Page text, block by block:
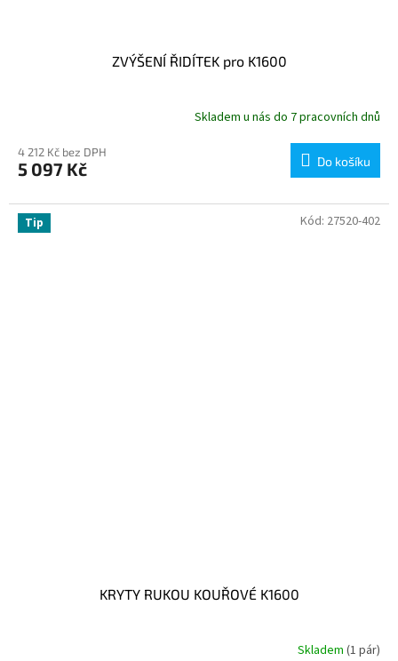
ZVÝŠENÍ ŘIDÍTEK pro K1600
Skladem u nás do 7 pracovních dnů
4 212 Kč bez DPH
5 097 Kč Do košíku
Tip
KRYTY RUKOU KOUŘOVÉ K1600
Skladem (1 pár)
Kód: 27520-402